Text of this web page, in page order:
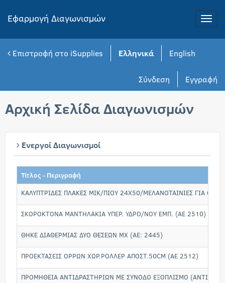
Toggle
Εφαρμογή Διαγωνισμών
Επιστροφή στο iSupplies Ελληνικά English
Εγγραφή
Σύνδεση
Αρχική Σελίδα Διαγωνισμών
Ενεργοί Διαγωνισμοί
Τίτλος - Περιγραφή
ΚΑΛΥΠΤΡΙΔΕΣ ΠΛΑΚΕΣ ΜΙΚ/ΠΙΟΥ 24Χ50/ΜΕΛΑΝΟΤΑΙΝΙΕΣ ΓΙΑ
ΣΚΟΡΟΚΤΟΝΑ ΜΑΝΤΗΛΑΚΙΑ ΥΠΕΡ. ΥΔΡΟ/ΝΟΥ ΕΜΠ. (ΑΕ 2510)
ΘΗΚΕ ΔΙΑΘΕΡΜΙΑΣ ΔΥΟ ΘΕΣΕΩΝ ΜΧ (ΑΕ: 2445)
ΠΡΟΕΚΤΑΣΕΙΣ ΟΡΡΩΝ ΧΩΡ.ΡΟΛΛΕΡ ΑΠΟΣΤ.50CM (AE 2512)
ΠΡΟΜΗΘΕΙΑ ΑΝΤΙΔΡΑΣΤΗΡΙΩΝ ΜΕ ΣΥΝΟΔΟ ΕΞΟΠΛΙΣΜΟ